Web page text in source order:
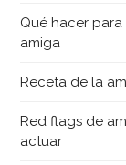
Qué hacer
amiga
Receta de la
Red flags de
actuar